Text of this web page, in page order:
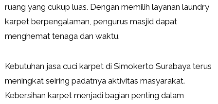
ruang yang cukup luas. Dengan memilih layanan laundry
karpet berpengalaman, pengurus masjid dapat
menghemat tenaga dan waktu.
Kebutuhan jasa cuci karpet di Simokerto Surabaya terus
meningkat seiring padatnya aktivitas masyarakat.
Kebersihan karpet menjadi bagian penting dalam